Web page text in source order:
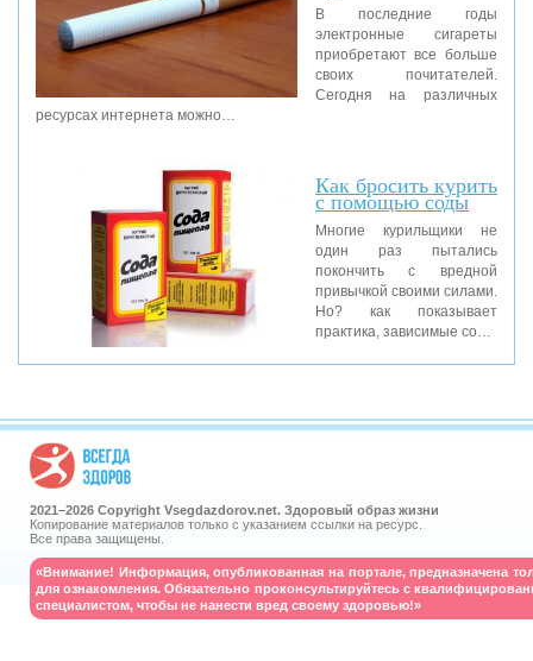
В последние годы
электронные сигареты
приобретают все больше
своих почитателей.
Сегодня на различных
ресурсах интернета можно…
Как бросить курить
с помощью соды
Многие курильщики не
один раз пытались
покончить с вредной
привычкой своими силами.
Но? как показывает
практика, зависимые со…
2021–2026 Copyright Vsegdazdorov.net. Здоровый образ жизни
Копирование материалов только с указанием ссылки на ресурс.
Все права защищены.
«Внимание! Информация, опубликованная на портале, предназначена
для ознакомления. Обязательно проконсультируйтесь с
специалистом, чтобы не нанести вред своему здоровью!»